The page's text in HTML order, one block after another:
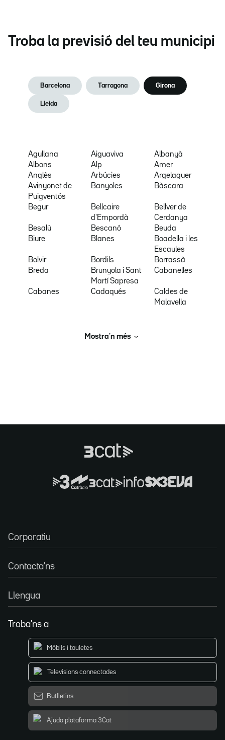
Troba la previsió del teu municipi
Barcelona Tarragona Girona
Lleida
Agullana Aiguaviva
Albanyà
Albons
Alp
Amer
Anglès
Arbúcies
Argelaguer
Avinyonet de
Puigventós
Banyoles Bàscara
Begur
Bellcaire
d'Empordà
Bellver de
Cerdanya
Besalú
Bescanó
Beuda
Biure
Blanes
Boadella i les
Escaules
Bolvir
Bordils
Borrassà
Breda
Brunyola i Sant
Martí Sapresa
Cabanelles
Cabanes Cadaqués
Caldes de
Malavella
Mostra’n més
Corporatiu
Contacta'ns
Llengua
Troba'ns a
Mòbils i tauletes
Televisions connectades
Butlletins
Ajuda plataforma 3Cat